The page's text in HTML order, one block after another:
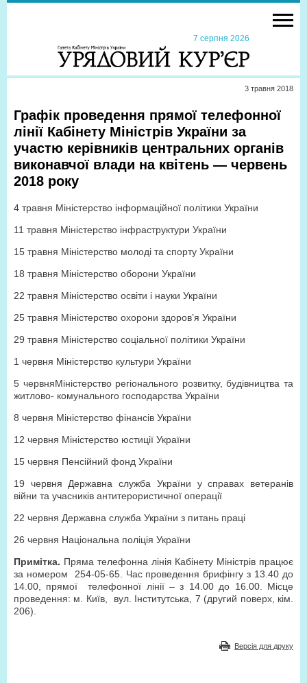
7 серпня 2026
3 травня 2018
Графік проведення прямої телефонної
лінії Кабінету Міністрів України за
участю керівників центральних органів
виконавчої влади на квітень — червень
2018 року
4 травня Міністерство інформаційної політики України
11 травня Міністерство інфраструктури України
15 травня Міністерство молоді та спорту України
18 травня Міністерство оборони України
22 травня Міністерство освіти і науки України
25 травня Міністерство охорони здоров’я України
29 травня Міністерство соціальної політики України
1 червня Міністерство культури України
5 червняМіністерство регіонального розвитку, будівництва та
житлово- комунального господарства України
8 червня Міністерство фінансів України
12 червня Міністерство юстиції України
15 червня Пенсійний фонд України
19 червня Державна служба України у справах ветеранів
війни та учасників антитерористичної операції
22 червня Державна служба України з питань праці
26 червня Національна поліція України
Примітка. Пряма телефонна лінія Кабінету Міністрів працює
за номером 254-05-65. Час проведення брифінгу з 13.40 до
14.00, прямої телефонної лінії – з 14.00 до 16.00. Місце
проведення: м. Київ, вул. Інститутська, 7 (другий поверх, кім.
206).
Версія для друку